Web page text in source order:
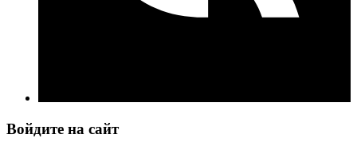
Войдите на сайт